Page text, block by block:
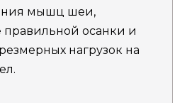
мышц шеи,
осанки и
нагрузок на